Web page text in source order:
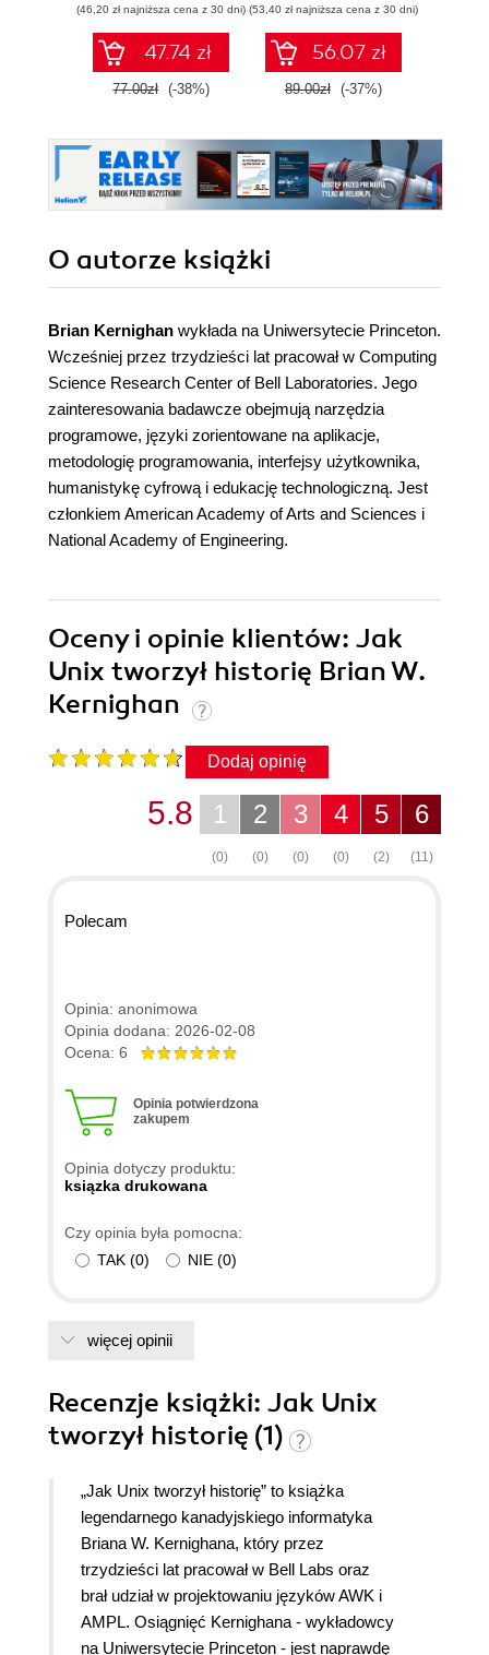
(46,20 zł najniższa cena z 30 dni)
47.74 zł
77.00zł (-38%)
(53,40 zł najniższa cena z 30 dni)
56.07 zł
89.00zł (-37%)
O autorze książki
Brian Kernighan wykłada na Uniwersytecie Princeton.
Wcześniej przez trzydzieści lat pracował w Computing
Science Research Center of Bell Laboratories. Jego
zainteresowania badawcze obejmują narzędzia
programowe, języki zorientowane na aplikacje,
metodologię programowania, interfejsy użytkownika,
humanistykę cyfrową i edukację technologiczną. Jest
członkiem American Academy of Arts and Sciences i
National Academy of Engineering.
Oceny i opinie klientów: Jak
Unix tworzył historię Brian W.
Kernighan
Dodaj opinię
6
(11)
5
(2)
4
(0)
3
(0)
2
(0)
1
(0)
5.8
Polecam
Opinia: anonimowa
Opinia dodana: 2026-02-08
Ocena: 6
Opinia potwierdzona
zakupem
Opinia dotyczy produktu:
ksiązka drukowana
Czy opinia była pomocna:
TAK (0) NIE (0)
więcej opinii
Recenzje książki: Jak Unix
tworzył historię (1)
„Jak Unix tworzył historię” to książka
legendarnego kanadyjskiego informatyka
Briana W. Kernighana, który przez
trzydzieści lat pracował w Bell Labs oraz
brał udział w projektowaniu języków AWK i
AMPL. Osiągnięć Kernighana - wykładowcy
na Uniwersytecie Princeton - jest naprawdę